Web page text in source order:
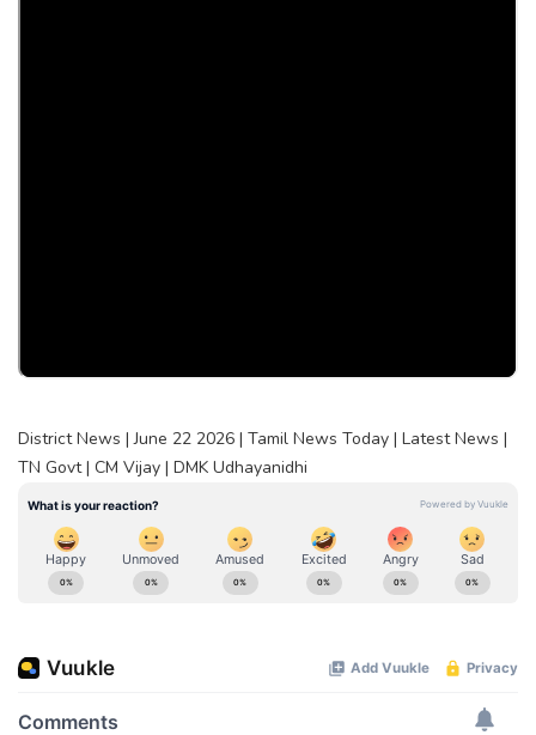
District News | June 22 2026 | Tamil News Today | Latest News |
TN Govt | CM Vijay | DMK Udhayanidhi